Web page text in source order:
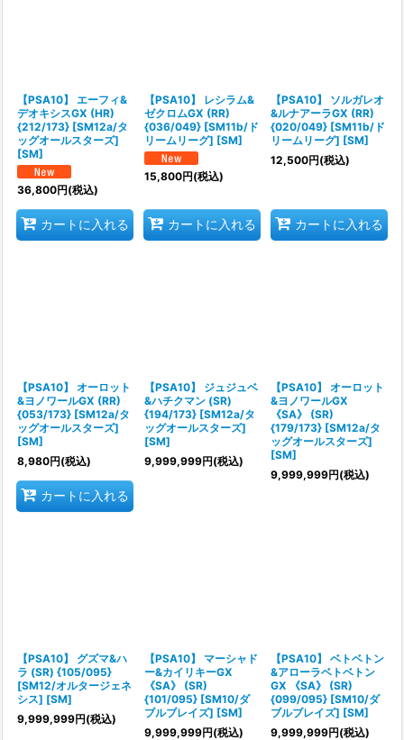
【PSA10】 エーフィ&
デオキシスGX (HR)
{212/173} [SM12a/タ
ッグオールスターズ]
[SM]
36,800円(税込)
カートに入れる
【PSA10】 レシラム&
ゼクロムGX (RR)
{036/049} [SM11b/ド
リームリーグ] [SM]
15,800円(税込)
カートに入れる
【PSA10】 ソルガレオ
&ルナアーラGX (RR)
{020/049} [SM11b/ド
リームリーグ] [SM]
12,500円(税込)
カートに入れる
【PSA10】 オーロット
&ヨノワールGX (RR)
{053/173} [SM12a/タ
ッグオールスターズ]
[SM]
8,980円(税込)
カートに入れる
【PSA10】 ジュジュベ
&ハチクマン (SR)
{194/173} [SM12a/タ
ッグオールスターズ]
[SM]
9,999,999円(税込)
【PSA10】 オーロット
&ヨノワールGX
《SA》 (SR)
{179/173} [SM12a/タ
ッグオールスターズ]
[SM]
9,999,999円(税込)
【PSA10】 グズマ&ハ
ラ (SR) {105/095}
[SM12/オルタージェネ
シス] [SM]
9,999,999円(税込)
【PSA10】 マーシャド
ー&カイリキーGX
《SA》 (SR)
{101/095} [SM10/ダ
ブルブレイズ] [SM]
9,999,999円(税込)
【PSA10】 ベトベトン
&アローラベトベトン
GX 《SA》 (SR)
{099/095} [SM10/ダ
ブルブレイズ] [SM]
9,999,999円(税込)